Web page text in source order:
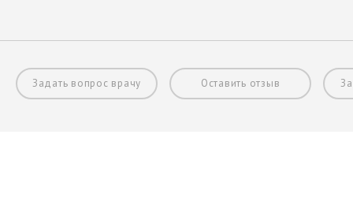
Задать вопрос врачу Оставить отзыв